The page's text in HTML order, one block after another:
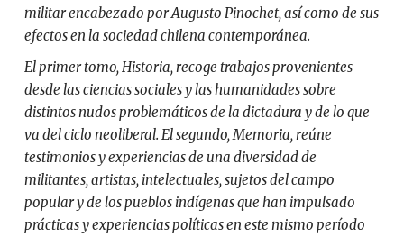
militar encabezado por Augusto Pinochet, así como de sus
efectos en la sociedad chilena contemporánea.
El primer tomo, Historia, recoge trabajos provenientes
desde las ciencias sociales y las humanidades sobre
distintos nudos problemáticos de la dictadura y de lo que
va del ciclo neoliberal. El segundo, Memoria, reúne
testimonios y experiencias de una diversidad de
militantes, artistas, intelectuales, sujetos del campo
popular y de los pueblos indígenas que han impulsado
prácticas y experiencias políticas en este mismo período